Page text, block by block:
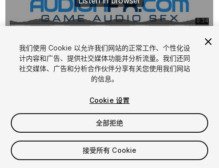
1/2
$5.50
增值税将在结算时计算
我们使用 Cookie 以允许我们网站的正常工作、个性化设
计内容和广告、提供社交媒体功能并分析流量。我们还同
社交媒体、广告和分析合作伙伴分享有关您使用我们网站
的信息。
Cookie 设置
全部拒绝
接受所有 Cookie